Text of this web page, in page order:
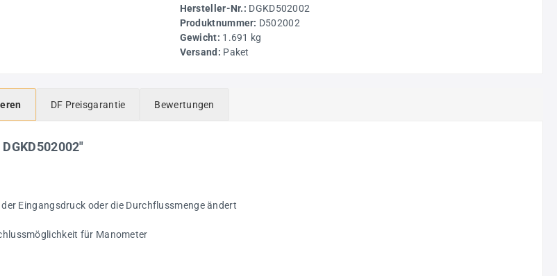
Hersteller-Nr.: DGKD502002
Produktnummer: D502002
Gewicht: 1.691 kg
Versand: Paket
DF Preisgarantie Bewertungen
Eingangsdruck oder die Durchflussmenge ändert
für Manometer